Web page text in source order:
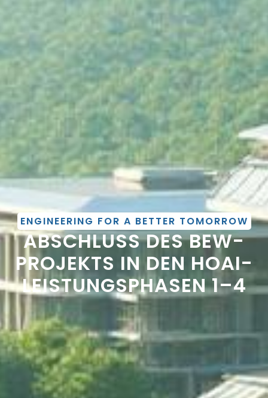
ENGINEERING FOR A BETTER TOMORROW
ABSCHLUSS DES BEW-
PROJEKTS IN DEN HOAI-
LEISTUNGSPHASEN 1–4